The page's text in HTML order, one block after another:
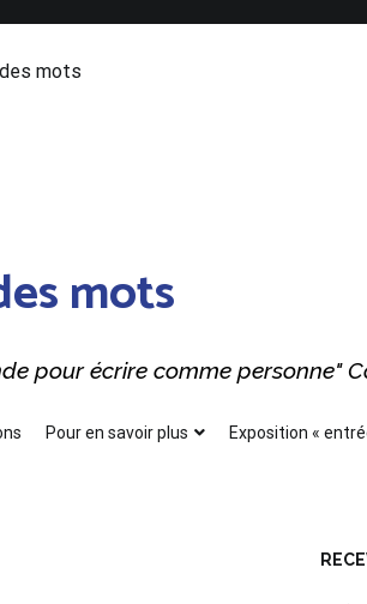
mots
pour écrire comme personne"
Pour en savoir plus Exposition «